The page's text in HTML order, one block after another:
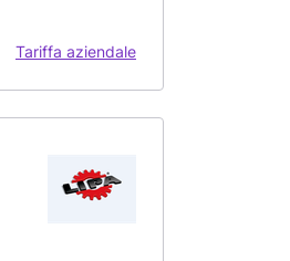
Tariffa aziendale